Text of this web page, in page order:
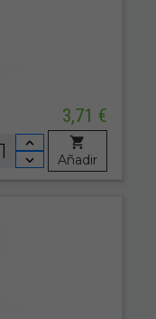
3,71 €
Añadir